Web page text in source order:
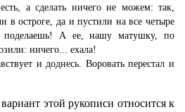
а сделать ничего не можем: так,
в остроге, да и пустили на все четыре
А ее, нашу матушку, по
ничего... ехала!
и доднесь. Воровать перестал и
этой рукописи относится к